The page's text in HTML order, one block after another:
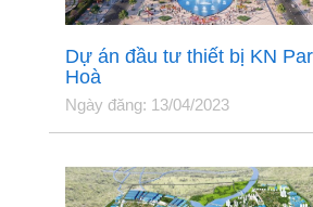
Dự án đầu tư thiết bị KN
Hoà
Ngày đăng: 13/04/2023